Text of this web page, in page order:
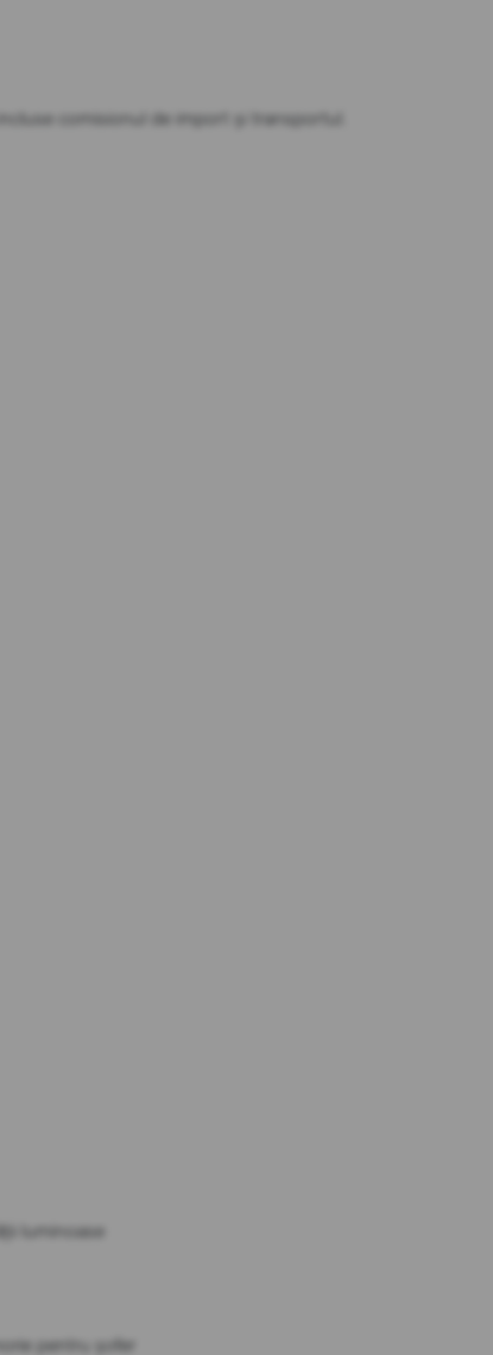
comisionul de import și transportul.
luminoase
pentru șofer